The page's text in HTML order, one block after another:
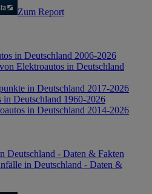
Zum Report
in Deutschland 2006-2026
Elektroautos in Deutschland
in Deutschland 2017-2026
in Deutschland 1960-2026
in Deutschland 2014-2026
Deutschland - Daten & Fakten
in Deutschland - Daten &